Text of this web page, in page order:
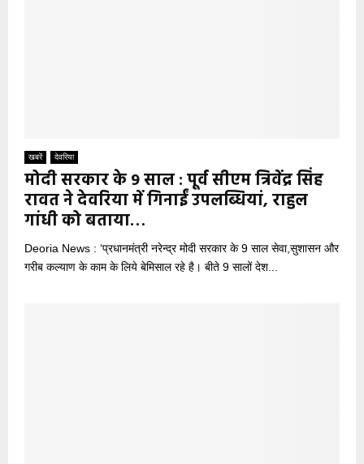
खबरें देवरिया
मोदी सरकार के 9 साल : पूर्व सीएम त्रिवेंद्र सिंह
रावत ने देवरिया में गिनाईं उपलब्धियां, राहुल
गांधी को बताया…
Deoria News : ‘प्रधानमंत्री नरेन्द्र मोदी सरकार के 9 साल सेवा,सुशासन और
गरीब कल्याण के काम के लिये बेमिसाल रहे है। बीते 9 सालों देश...